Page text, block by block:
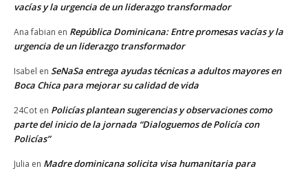
vacías y la urgencia de un liderazgo transformador
Ana fabian en República Dominicana: Entre promesas vacías y la
urgencia de un liderazgo transformador
Isabel en SeNaSa entrega ayudas técnicas a adultos mayores en
Boca Chica para mejorar su calidad de vida
24Cot en Policías plantean sugerencias y observaciones como
parte del inicio de la jornada “Dialoguemos de Policía con
Policías”
Julia en Madre dominicana solicita visa humanitaria para